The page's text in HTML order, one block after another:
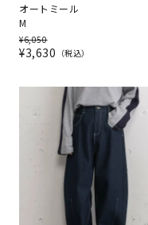
オートミール
M
¥6,050
¥3,630 税込